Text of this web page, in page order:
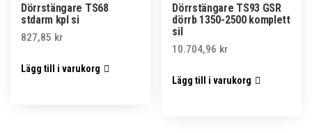
Dörrstängare TS68
stdarm kpl si
827,85 kr
Lägg till i varukorg
Dörrstängare TS93 GSR
dörrb 1350-2500 komplett
sil
10.704,96 kr
Lägg till i varukorg